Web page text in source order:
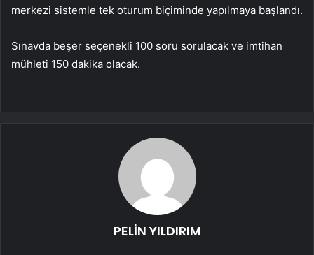
merkezi sistemle tek oturum biçiminde yapılmaya başlandı.
Sınavda beşer seçenekli 100 soru sorulacak ve imtihan
mühleti 150 dakika olacak.
PELİN YILDIRIM